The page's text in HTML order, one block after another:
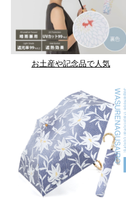
お土産や記念品で人気